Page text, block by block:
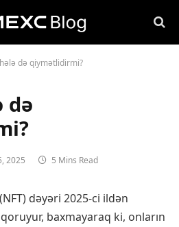
də qiymətlidirmi?
də
2025 5 Mins Read
dəyəri 2025-ci ildən
baxmayaraq ki, onların